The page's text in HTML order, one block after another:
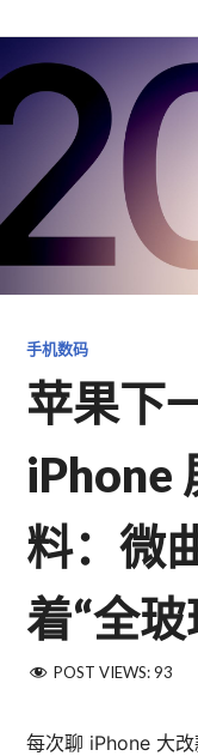
至
内
TGFC LIFESTYLE
手机数码
苹果下
iPhone
料：微
着“全
POST VIEWS: 93
每次聊 iPhone 大